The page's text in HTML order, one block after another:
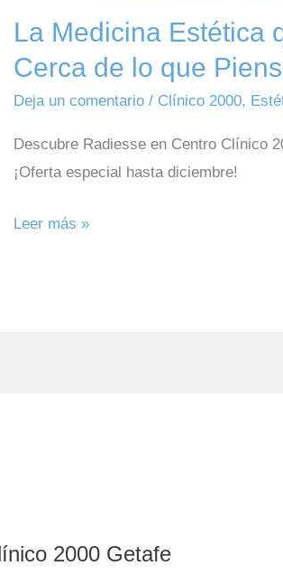
La Medicina Estética
Cerca de lo que
Deja un comentario / Clínico 2000,
Descubre Radiesse en Centro Clínico
¡Oferta especial hasta diciembre!
Leer más »
2000 Getafe